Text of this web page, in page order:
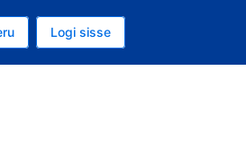
Logi sisse